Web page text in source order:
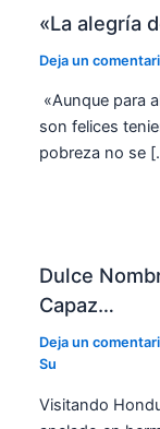
«La alegría
Deja un
«Aunque para
son felices
pobreza no se
Dulce
Capaz…
Deja un
Su
Visitando